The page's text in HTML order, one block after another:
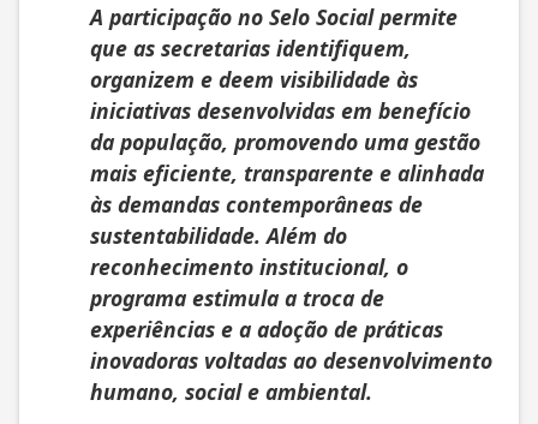
A participação no Selo Social permite
que as secretarias identifiquem,
organizem e deem visibilidade às
iniciativas desenvolvidas em benefício
da população, promovendo uma gestão
mais eficiente, transparente e alinhada
às demandas contemporâneas de
sustentabilidade. Além do
reconhecimento institucional, o
programa estimula a troca de
experiências e a adoção de práticas
inovadoras voltadas ao desenvolvimento
humano, social e ambiental.